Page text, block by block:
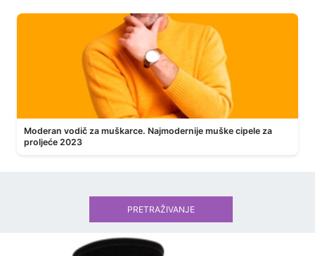
Moderan vodič za muškarce. Najmodernije muške cipele za
proljeće 2023
PRETRAŽIVANJE